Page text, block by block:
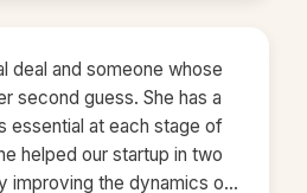
voor elk team."
deal and someone whose
second guess. She has a
essential at each stage of
helped our startup in two
improving the dynamics of